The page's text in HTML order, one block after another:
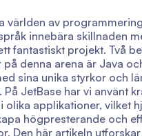
världen av
innebära skillnaden
fantastiskt projekt. Två
denna arena är Java
sina unika styrkor och
JetBase har vi använt
olika applikationer, vilket
högpresterande och
Den här artikeln